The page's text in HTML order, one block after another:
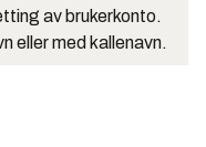
av brukerkonto.
eller med kallenavn.